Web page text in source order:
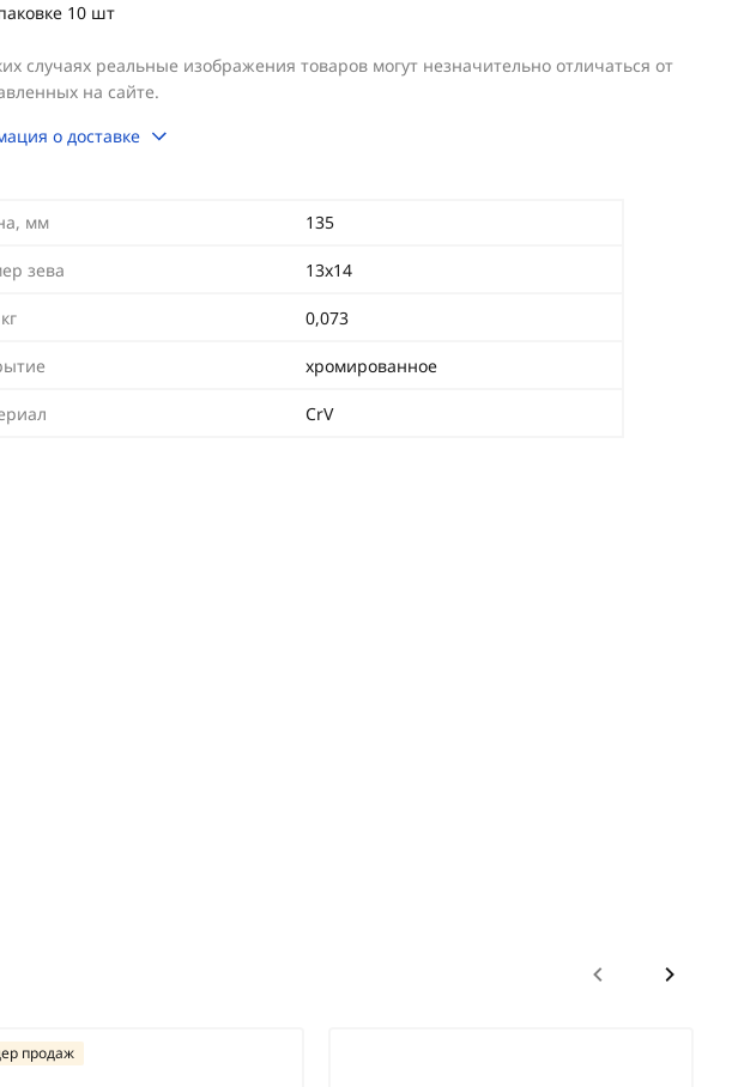
10 шт
случаях реальные изображения товаров могут незначительно отличаться от
на сайте.
о доставке
мм 135
зева 13х14
0,073
хромированное
CrV
продаж